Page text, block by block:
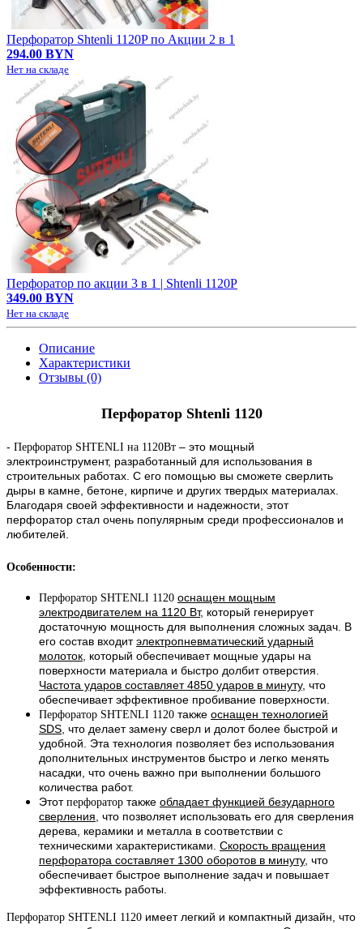
Перфоратор Shtenli 1120P по Акции 2 в 1
294.00 BYN
Нет на складе
Перфоратор по акции 3 в 1 | Shtenli 1120P
349.00 BYN
Нет на складе
Описание
Характеристики
Отзывы (0)
Перфоратор Shtenli 1120
- Перфоратор SHTENLI на 1120Вт – это мощный
электроинструмент, разработанный для использования в
строительных работах. С его помощью вы сможете сверлить
дыры в камне, бетоне, кирпиче и других твердых материалах.
Благодаря своей эффективности и надежности, этот
перфоратор стал очень популярным среди профессионалов и
любителей.
Особенности:
Перфоратор SHTENLI 1120 оснащен мощным
электродвигателем на 1120 Вт, который генерирует
достаточную мощность для выполнения сложных задач. В
его состав входитэлектропневматический ударный
молоток , который обеспечивает мощные удары на
поверхности материала и быстро долбит отверстия.
Частота ударов составляет 4850 ударов в минуту, что
обеспечивает эффективное пробивание поверхности.
Перфоратор SHTENLI 1120 также оснащен технологией
SDS , что делает замену сверл и долот более быстрой и
удобной. Эта технология позволяет без использования
дополнительных инструментов быстро и легко менять
насадки, что очень важно при выполнении большого
количества работ.
Этот перфоратор также обладает функцией безударного
сверления , что позволяет использовать его для сверления
дерева, керамики и металла в соответствии с
техническими характеристиками. Скорость вращения
перфоратора составляет 1300 оборотов в минуту, что
обеспечивает быстрое выполнение задач и повышает
эффективность работы.
Перфоратор SHTENLI 1120 имеет легкий и компактный дизайн, что